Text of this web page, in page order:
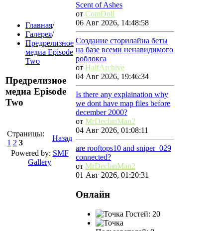
Главная/
Галерея/
Предрелизное
медиа Episode
Two
Предрелизное
медиа Episode
Two
Страницы:
1 2 3
Назад
Powered by: SMF
Gallery
Scent of Ashes
от ComDoll
06 Авг 2026, 14:48:58
Создание сторилайна беты
на базе всеми ненавидимого
роблокса
от HalfArchive
04 Авг 2026, 19:46:34
Is there any explaination why
we dont have map files before
december 2000?
от MrDeclanMan2
04 Авг 2026, 01:08:11
are rooftops10 and sniper_029
connected?
от MrDeclanMan2
01 Авг 2026, 01:20:31
Онлайн
Гостей: 20